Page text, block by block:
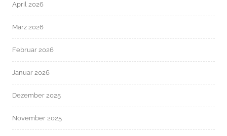
April 2026
März 2026
Februar 2026
Januar 2026
Dezember 2025
November 2025